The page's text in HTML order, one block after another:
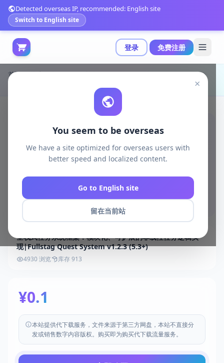
登录 免费注册
Detected overseas IP, recommended: English site
Switch to English site
×
You seem to be overseas
We have a site optimized for overseas users with
better speed and localized content.
Go to English site
留在当前站
首页 游戏开发 unreal资源
Unreal Engine Code Plugins
全栈式任务系统框架：模块化、可扩展的非线性任务逻辑实
现|Fullstag Quest System v1.2.3 (5.3+)
4930 浏览 库存 913
¥0.1
本站提供代下载服务，文件来源于第三方网盘，本站不直接分
发或销售数字内容版权。购买即为购买代下载流量服务。